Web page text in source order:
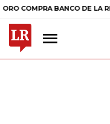
BANCO DE LA REPÚBLICA